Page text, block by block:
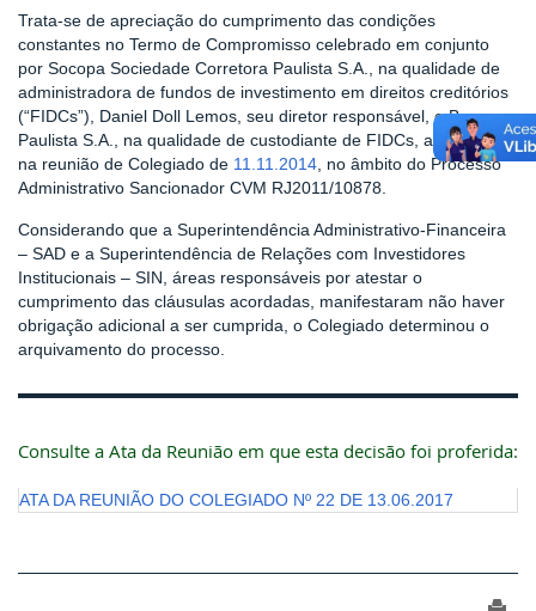
Trata-se de apreciação do cumprimento das condições
constantes no Termo de Compromisso celebrado em conjunto
por Socopa Sociedade Corretora Paulista S.A., na qualidade de
administradora de fundos de investimento em direitos creditórios
(“FIDCs”), Daniel Doll Lemos, seu diretor responsável, e Banco
Paulista S.A., na qualidade de custodiante de FIDCs, aprovado
na reunião de Colegiado de 11.11.2014 , no âmbito do Processo
Administrativo Sancionador CVM RJ2011/10878.
Considerando que a Superintendência Administrativo-Financeira
– SAD e a Superintendência de Relações com Investidores
Institucionais – SIN, áreas responsáveis por atestar o
cumprimento das cláusulas acordadas, manifestaram não haver
obrigação adicional a ser cumprida, o Colegiado determinou o
arquivamento do processo.
Consulte a Ata da Reunião em que esta decisão foi proferida:
ATA DA REUNIÃO DO COLEGIADO Nº 22 DE 13.06.2017